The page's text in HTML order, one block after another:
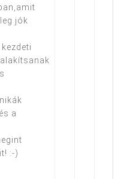
jók
a
:-)